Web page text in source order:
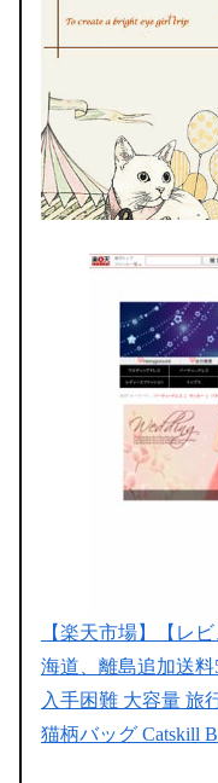
【楽天市場】【レ
海道、離島追加送
入手困難 大容量 旅
猫柄バッグ Catskill